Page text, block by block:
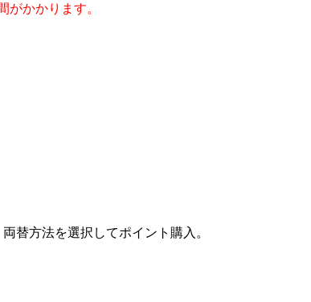
がかかります。
替方法を選択してポイント購入。